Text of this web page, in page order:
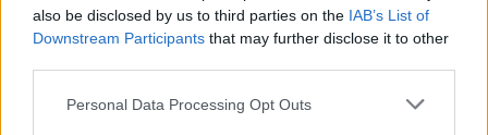
also be disclosed by us to third parties on the IAB’s List of
Downstream Participants that may further disclose it to other
Please note that this website/app uses one or more Google
Personal Data Processing Opt Outs